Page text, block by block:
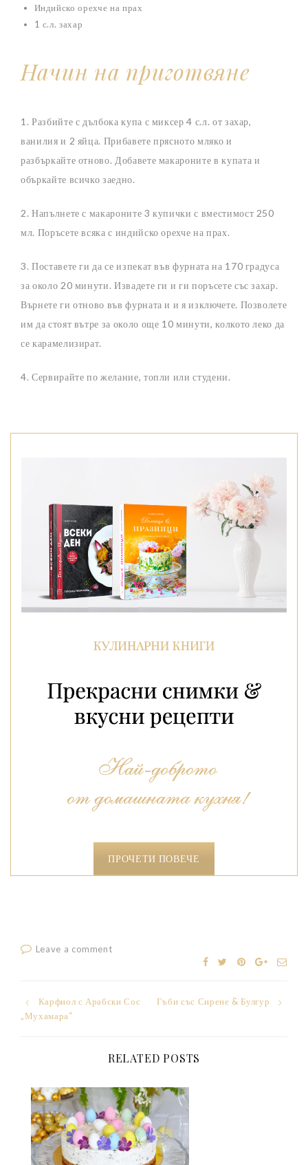
Индийско орехче на прах
1 с.л. захар
Начин на приготвяне
1. Разбийте с дълбока купа с миксер 4 с.л. от захар,
ванилия и 2 яйца. Прибавете прясното мляко и
разбъркайте отново. Добавете макароните в купата и
объркайте всичко заедно.
2. Напълнете с макароните 3 купички с вместимост 250
мл. Поръсете всяка с индийско орехче на прах.
3. Поставете ги да се изпекат във фурната на 170 градуса
за около 20 минути. Извадете ги и ги поръсете със захар.
Върнете ги отново във фурната и и я изключете. Позволете
им да стоят вътре за около още 10 минути, колкото леко да
се карамелизират.
4. Сервирайте по желание, топли или студени.
ПРОЧЕТИ ПОВЕЧЕ
Leave a comment
Post
Карфиол с Арабски Сос
„Мухамара“
Гъби със Сирене & Булгур
RELATED POSTS